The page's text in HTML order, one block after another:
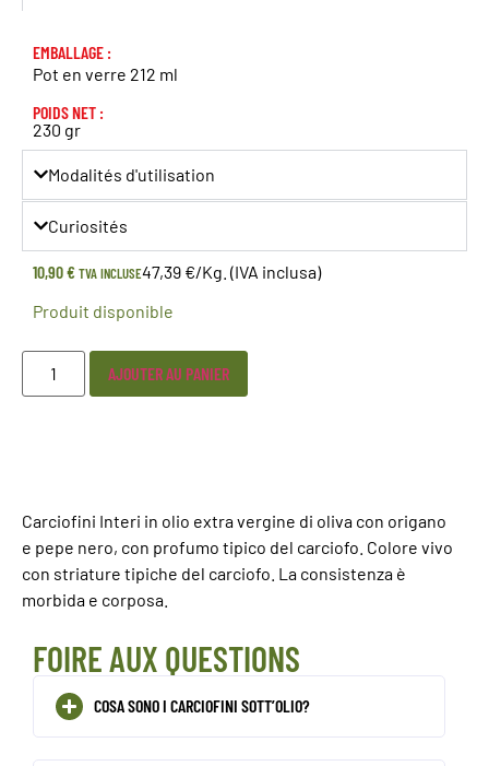
EMBALLAGE :
Pot en verre 212 ml
POIDS NET :
230 gr
Modalités d'utilisation
Curiosités
10,90€TVA INCLUSE47,39 €/Kg. (IVA inclusa)
Produit disponible
AJOUTER AU PANIER
Carciofini Interi in olio extra vergine di oliva con origano
e pepe nero, con profumo tipico del carciofo. Colore vivo
con striature tipiche del carciofo. La consistenza è
morbida e corposa.
FOIRE AUX QUESTIONS
COSA SONO I CARCIOFINI SOTT’OLIO?